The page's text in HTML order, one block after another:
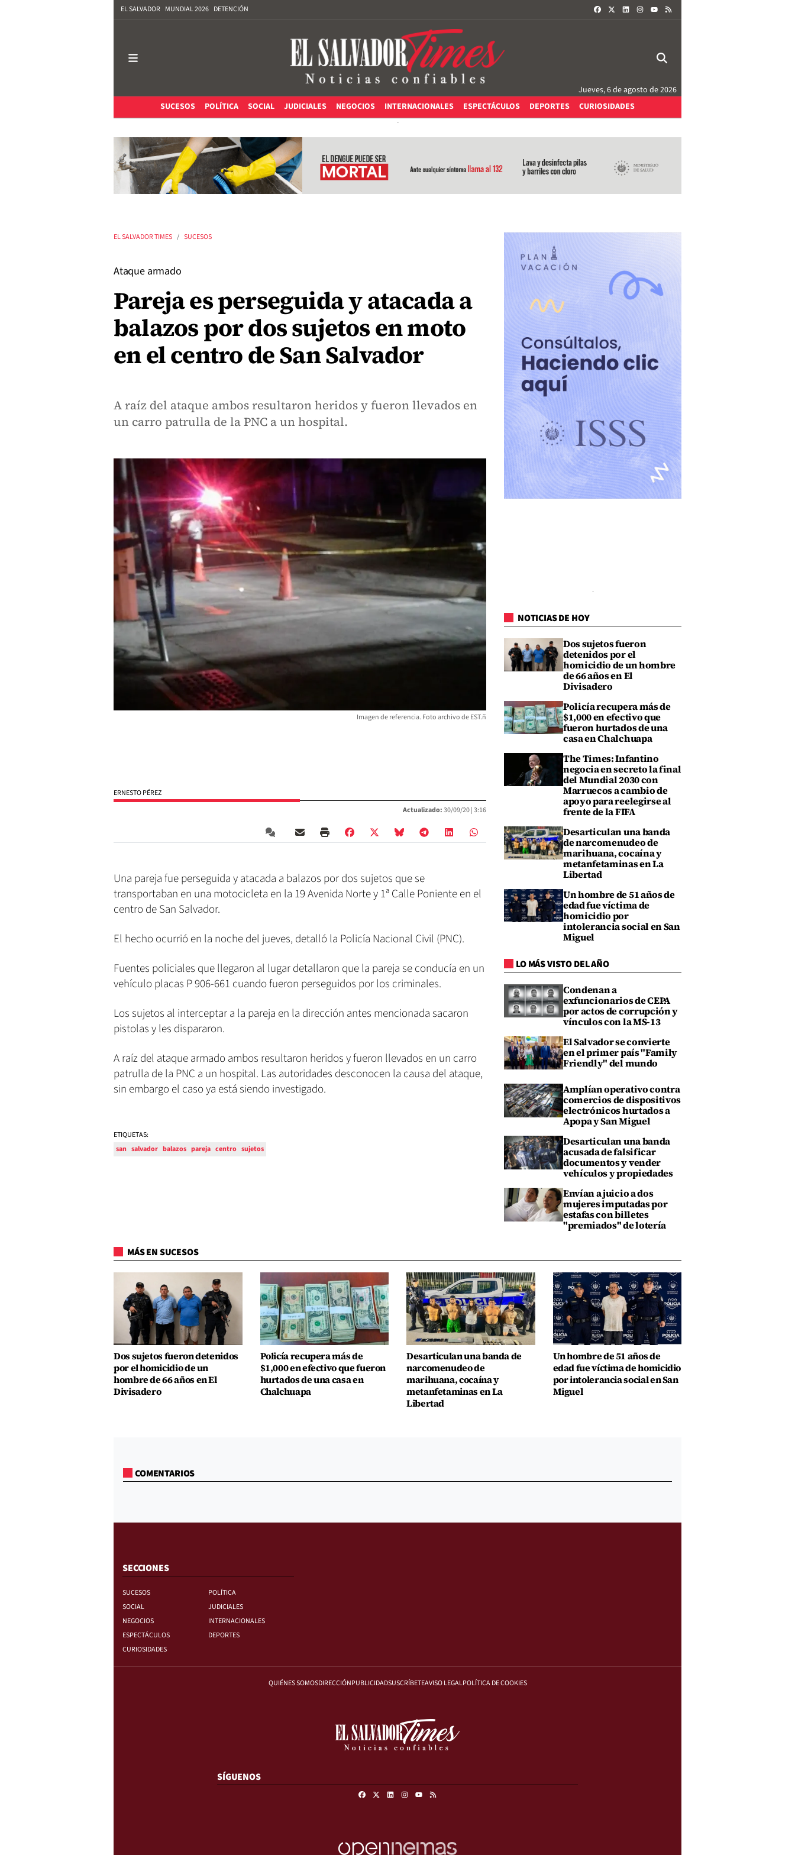
EL SALVADOR MUNDIAL 2026 DETENCIÓN FACEBOOKLINKEDININSTAGRAM
Jueves, 6 de agosto de 2026
SUCESOS
POLÍTICA SOCIAL JUDICIALES NEGOCIOS INTERNACIONALES ESPECTÁCULOS DEPORTES CURIOSIDADES
EL SALVADOR TIMES SUCESOS
Ataque armado
Pareja es perseguida y atacada a
balazos por dos sujetos en moto
en el centro de San Salvador
A raíz del ataque ambos resultaron heridos y fueron llevados en
un carro patrulla de la PNC a un hospital.
Imagen de referencia. Foto archivo de EST.ñ
ERNESTO PÉREZ
Actualizado:30/09/20 |3:16
Una pareja fue perseguida y atacada a balazos por dos sujetos que se
transportaban en una motocicleta en la 19 Avenida Norte y 1ª Calle Poniente en el
centro de San Salvador.
El hecho ocurrió en la noche del jueves, detalló la Policía Nacional Civil (PNC).
Fuentes policiales que llegaron al lugar detallaron que la pareja se conducía en un
vehículo placas P 906-661 cuando fueron perseguidos por los criminales.
Los sujetos al interceptar a la pareja en la dirección antes mencionada sacaron
pistolas y les dispararon.
A raíz del ataque armado ambos resultaron heridos y fueron llevados en un carro
patrulla de la PNC a un hospital. Las autoridades desconocen la causa del ataque,
sin embargo el caso ya está siendo investigado.
ETIQUETAS:
san salvador balazos pareja centro sujetos
NOTICIAS DE HOY
Dos sujetos fueron
detenidos por el
homicidio de un hombre
de 66 años en El
Divisadero
Policía recupera más de
$1,000 en efectivo que
fueron hurtados de una
casa en Chalchuapa
The Times: Infantino
negocia en secreto la final
del Mundial 2030 con
Marruecos a cambio de
apoyo para reelegirse al
frente de la FIFA
Desarticulan una banda
de narcomenudeo de
marihuana, cocaína y
metanfetaminas en La
Libertad
Un hombre de 51 años de
edad fue víctima de
homicidio por
intolerancia social en San
Miguel
LO MÁS VISTO DEL AÑO
Condenan a
exfuncionarios de CEPA
por actos de corrupción y
vínculos con la MS-13
El Salvador se convierte
en el primer país "Family
Friendly" del mundo
Amplían operativo contra
comercios de dispositivos
electrónicos hurtados a
Apopa y San Miguel
Desarticulan una banda
acusada de falsificar
documentos y vender
vehículos y propiedades
Envían a juicio a dos
mujeres imputadas por
estafas con billetes
"premiados" de lotería
MÁS EN SUCESOS
Dos sujetos fueron detenidos
por el homicidio de un
hombre de 66 años en El
Divisadero
Policía recupera más de
$1,000 en efectivo que fueron
hurtados de una casa en
Chalchuapa
Desarticulan una banda de
narcomenudeo de
marihuana, cocaína y
metanfetaminas en La
Libertad
Un hombre de 51 años de
edad fue víctima de homicidio
por intolerancia social en San
Miguel
COMENTARIOS
SECCIONES
SUCESOS
POLÍTICA
SOCIAL
JUDICIALES
NEGOCIOS
INTERNACIONALES
ESPECTÁCULOS
DEPORTES
CURIOSIDADES
QUIÉNES SOMOSDIRECCIÓNPUBLICIDADSUSCRÍBETEAVISO LEGALPOLÍTICA DE COOKIES
SÍGUENOS
FacebookLinkedinInstagram